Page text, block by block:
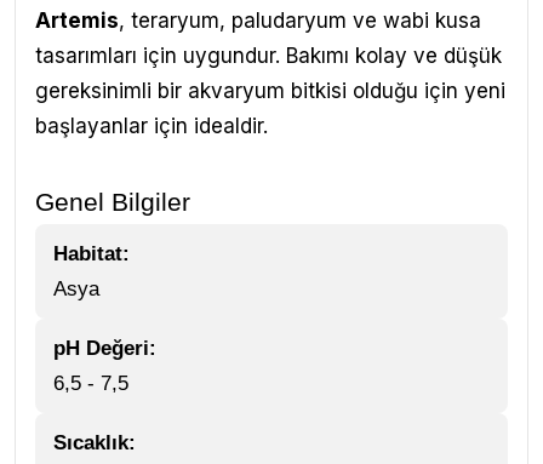
Artemis, teraryum, paludaryum ve wabi kusa
tasarımları için uygundur. Bakımı kolay ve düşük
gereksinimli bir akvaryum bitkisi olduğu için yeni
başlayanlar için idealdir.
Genel Bilgiler
Habitat:
Asya
pH Değeri:
6,5 - 7,5
Sıcaklık: